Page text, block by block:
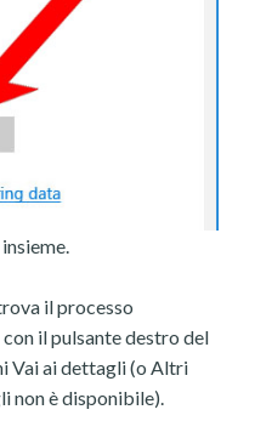
il processo
il pulsante destro del
Vai ai dettagli (o Altri
non è disponibile).